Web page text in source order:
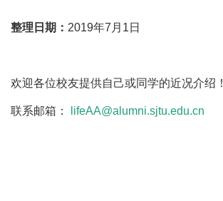
整理日期： 2019年7月1日
欢迎各位校友提供自己或同学的近况介绍！
联系邮箱： lifeAA@alumni.sjtu.edu.cn